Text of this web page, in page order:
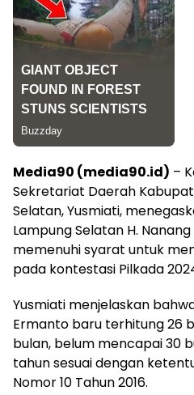
Media90 (media90.id) –
Sekretariat Daerah
Selatan, Yusmiati,
Lampung Selatan H.
memenuhi syarat untuk
pada kontestasi Pilkada
Yusmiati menjelaskan
Ermanto baru terhitung 26
bulan, belum mencapai 30
tahun sesuai dengan
Nomor 10 Tahun 2016.